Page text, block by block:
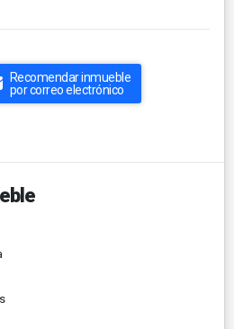
Recomendar inmueble
por correo electrónico